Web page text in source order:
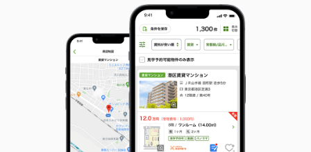
山形県山形市山家町２丁目
62.37m²
間取り
3LDK
山形県山形市小姓町
価 格
4.90万円
住 所
山形県山形市小姓町
専有面積 52.6m²
間取り
2DK